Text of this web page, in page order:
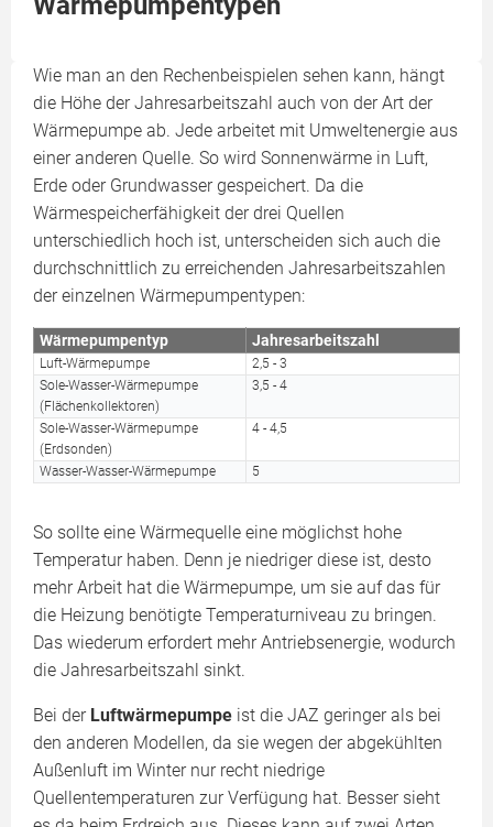
Wie man an den Rechenbeispielen sehen kann, hängt
die Höhe der Jahresarbeitszahl auch von der Art der
Wärmepumpe ab. Jede arbeitet mit Umweltenergie aus
einer anderen Quelle. So wird Sonnenwärme in Luft,
Erde oder Grundwasser gespeichert. Da die
Wärmespeicherfähigkeit der drei Quellen
unterschiedlich hoch ist, unterscheiden sich auch die
durchschnittlich zu erreichenden Jahresarbeitszahlen
der einzelnen Wärmepumpentypen:
Wärmepumpentyp Jahresarbeitszahl
Luft-Wärmepumpe
2,5 - 3
Sole-Wasser-Wärmepumpe
(Flächenkollektoren)
3,5 - 4
Sole-Wasser-Wärmepumpe
(Erdsonden)
4 - 4,5
Wasser-Wasser-Wärmepumpe 5
So sollte eine Wärmequelle eine möglichst hohe
Temperatur haben. Denn je niedriger diese ist, desto
mehr Arbeit hat die Wärmepumpe, um sie auf das für
die Heizung benötigte Temperaturniveau zu bringen.
Das wiederum erfordert mehr Antriebsenergie, wodurch
die Jahresarbeitszahl sinkt.
Bei der Luftwärmepumpe ist die JAZ geringer als bei
den anderen Modellen, da sie wegen der abgekühlten
Außenluft im Winter nur recht niedrige
Quellentemperaturen zur Verfügung hat. Besser sieht